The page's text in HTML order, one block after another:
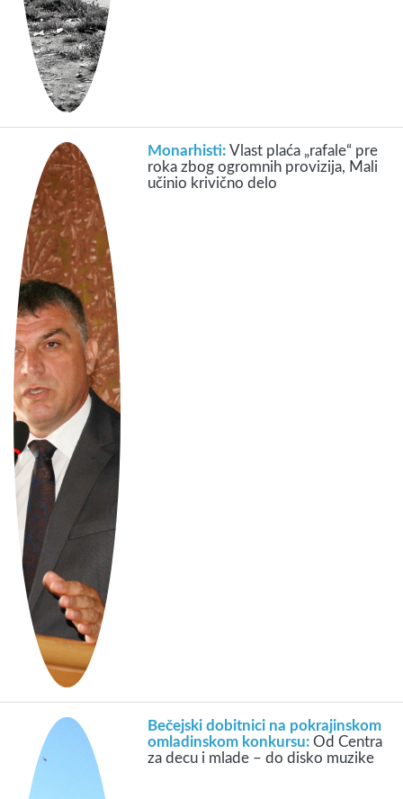
Monarhisti:Vlast plaća „rafale“ pre
roka zbog ogromnih provizija, Mali
učinio krivično delo
Bečejski dobitnici na pokrajinskom
omladinskom konkursu:Od Centra
za decu i mlade – do disko muzike